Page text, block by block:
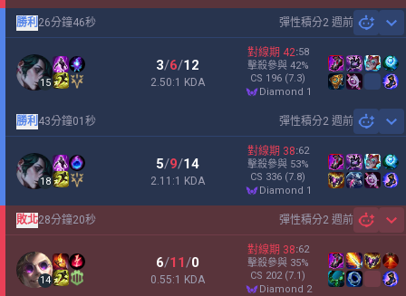
彈性積分2 週前
勝利 26分鐘46秒
15
3/6/12
2.50:1 KDA
對線期 42:58
擊殺參與 42%
CS 196 (7.3)
diamond 1
彈性積分2 週前
勝利 43分鐘01秒
18
5/9/14
2.11:1 KDA
對線期 38:62
擊殺參與 53%
CS 336 (7.8)
diamond 1
彈性積分2 週前
敗北28分鐘20秒
14
6/11/0
0.55:1 KDA
對線期 38:62
擊殺參與 35%
CS 202 (7.1)
diamond 2